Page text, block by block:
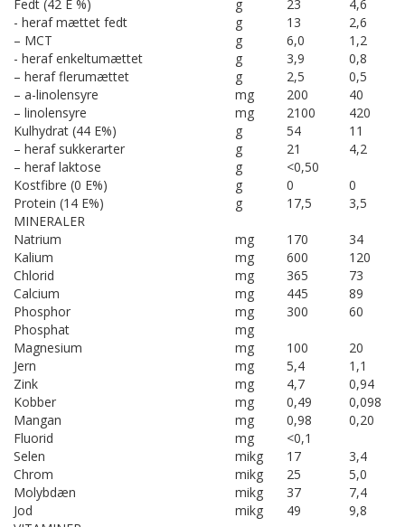
Fedt (42 E %)
g 23
4,6
- heraf mættet fedt
g 13
2,6
– MCT
g 6,0
1,2
- heraf enkeltumættet
g 3,9
0,8
– heraf flerumættet
g 2,5
0,5
– a-linolensyre
mg 200
40
– linolensyre
mg 2100
420
Kulhydrat (44 E%)
g 54
11
– heraf sukkerarter
g 21
4,2
– heraf laktose
g
<0,50
Kostfibre (0 E%)
g 0
0
Protein (14 E%)
g 17,5
3,5
MINERALER
Natrium
mg 170
34
Kalium
mg 600
120
Chlorid
mg 365
73
Calcium
mg 445
89
Phosphor
mg 300
60
Phosphat
mg
Magnesium
mg 100
20
Jern
mg 5,4
1,1
Zink
mg 4,7
0,94
Kobber
mg 0,49
0,098
Mangan
mg 0,98
0,20
Fluorid
mg
<0,1
Selen
mikg 17
3,4
Chrom
mikg 25
5,0
Molybdæn
mikg 37
7,4
Jod
mikg 49
9,8